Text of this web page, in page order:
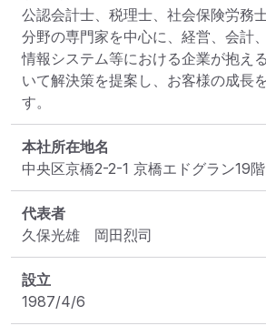
公認会計士、税理士、社会保険労務
分野の専門家を中心に、経営、会計
情報システム等における企業が抱え
いて解決策を提案し、お客様の成長
す。
本社所在地名
中央区京橋2-2-1 京橋エドグラン19階
代表者
久保光雄　岡田烈司
設立
1987/4/6